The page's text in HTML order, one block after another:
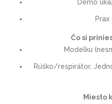
Demo
Prax
Čo si
Modelku
Rúško/respirátor,
Miesto